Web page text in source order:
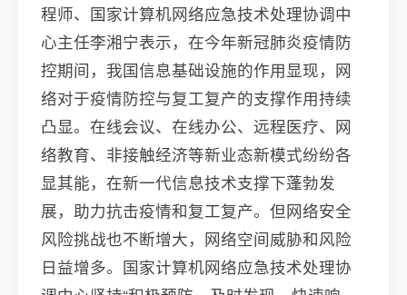
程师、国家计算机网络应急技术处理协调中
心主任李湘宁表示，在今年新冠肺炎疫情防
控期间，我国信息基础设施的作用显现，网
络对于疫情防控与复工复产的支撑作用持续
凸显。在线会议、在线办公、远程医疗、网
络教育、非接触经济等新业态新模式纷纷各
显其能，在新一代信息技术支撑下蓬勃发
展，助力抗击疫情和复工复产。但网络安全
风险挑战也不断增大，网络空间威胁和风险
日益增多。国家计算机网络应急技术处理协